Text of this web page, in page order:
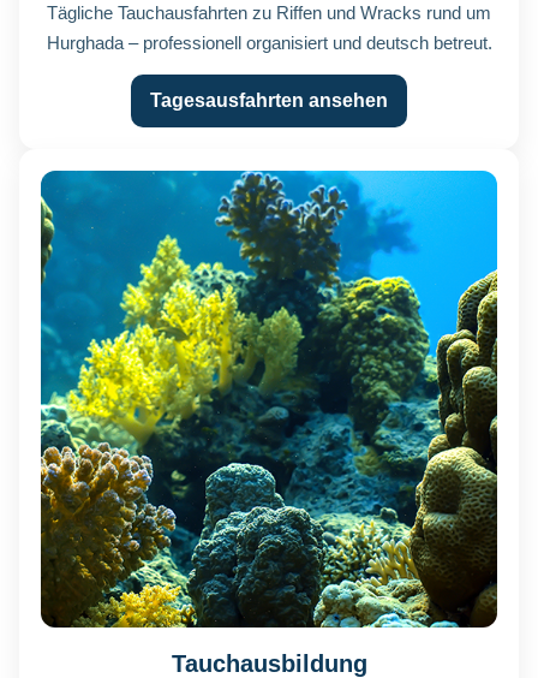
Tägliche Tauchausfahrten zu Riffen und Wracks rund um
Hurghada – professionell organisiert und deutsch betreut.
Tagesausfahrten ansehen
Tauchausbildung